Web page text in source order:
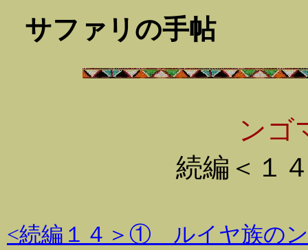
サファリの手帖
ンゴ
続編＜
<続編１４＞① ルイヤ族の